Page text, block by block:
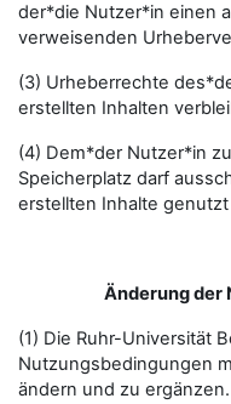
der*die Nutzer*in einen
verweisenden
(3) Urheberrechte
erstellten Inhalten
(4) Dem*der Nutzer*in
Speicherplatz darf
erstellten Inhalte
Änderung der
(1) Die Ruhr-Universität
Nutzungsbedingungen
ändern und zu ergänzen.